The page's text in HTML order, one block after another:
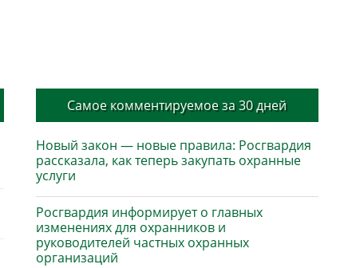
Самое комментируемое за 30 дней
Новый закон — новые правила: Росгвардия
рассказала, как теперь закупать охранные
услуги
Росгвардия информирует о главных
изменениях для охранников и
руководителей частных охранных
организаций